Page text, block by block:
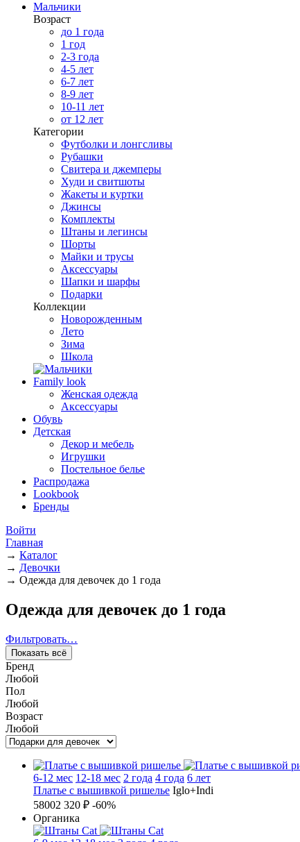
Мальчики
Возраст
до 1 года
1 год
2-3 года
4-5 лет
6-7 лет
8-9 лет
10-11 лет
от 12 лет
Категории
Футболки и лонгсливы
Рубашки
Свитера и джемперы
Худи и свитшоты
Жакеты и куртки
Джинсы
Комплекты
Штаны и легинсы
Шорты
Майки и трусы
Аксессуары
Шапки и шарфы
Подарки
Коллекции
Новорожденным
Лето
Зима
Школа
Family look
Женская одежда
Аксессуары
Обувь
Детская
Декор и мебель
Игрушки
Постельное белье
Распродажа
Lookbook
Бренды
Войти
Главная
→ Каталог
→ Девочки
→ Одежда для девочек до 1 года
Одежда для девочек до 1 года
Фильтровать…
Показать всё
Бренд
Любой
Пол
Любой
Возраст
Любой
6-12 мес 12-18 мес 2 года 4 года 6 лет
Платье с вышивкой ришелье Iglo+Indi
58002 320 ₽ -60%
Органика